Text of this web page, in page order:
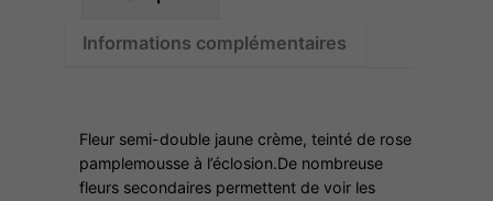
Informations complémentaires
Fleur semi-double jaune crème, teinté de rose
pamplemousse à l’éclosion.De nombreuse
fleurs secondaires permettent de voir les